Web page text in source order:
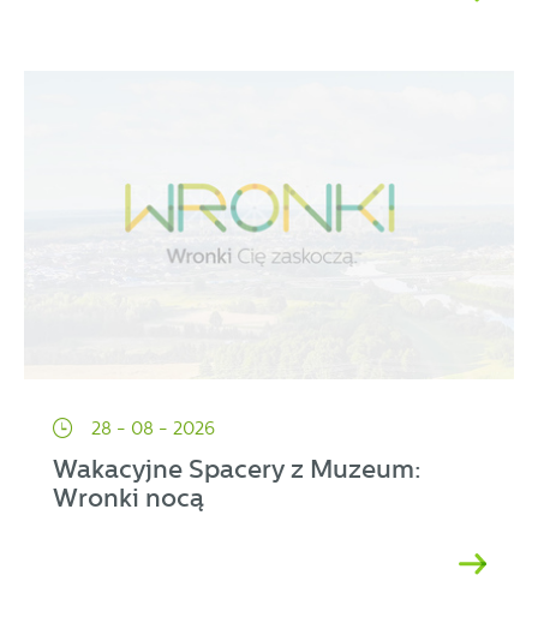
28 - 08 - 2026
Wakacyjne Spacery z Muzeum:
Wronki nocą